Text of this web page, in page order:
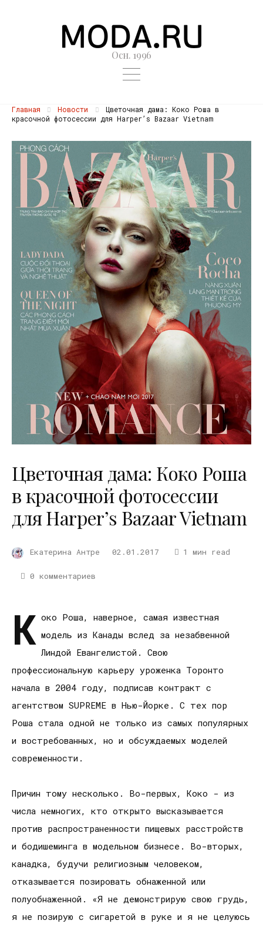
Осн. 1996
Главная Новости
Цветочная дама: Коко Роша в
красочной фотосессии для Harper’s Bazaar Vietnam
Цветочная дама: Коко Роша
в красочной фотосессии
для Harper’s Bazaar Vietnam
Екатерина Антре 02.01.2017 1 мин read
0 комментариев
К око Роша, наверное, самая известная
модель из Канады вслед за незабвенной
Линдой Евангелистой. Свою
профессиональную карьеру уроженка Торонто
начала в 2004 году, подписав контракт с
агентством SUPREME в Нью-Йорке. С тех пор
Роша стала одной не только из самых популярных
и востребованных, но и обсуждаемых моделей
современности.
Причин тому несколько. Во-первых, Коко - из
числа немногих, кто открыто высказывается
против распространенности пищевых расстройств
и бодишеминга в модельном бизнесе. Во-вторых,
канадка, будучи религиозным человеком,
отказывается позировать обнаженной или
полуобнаженной. «Я не демонстрирую свою грудь,
я не позирую с сигаретой в руке и я не целуюсь